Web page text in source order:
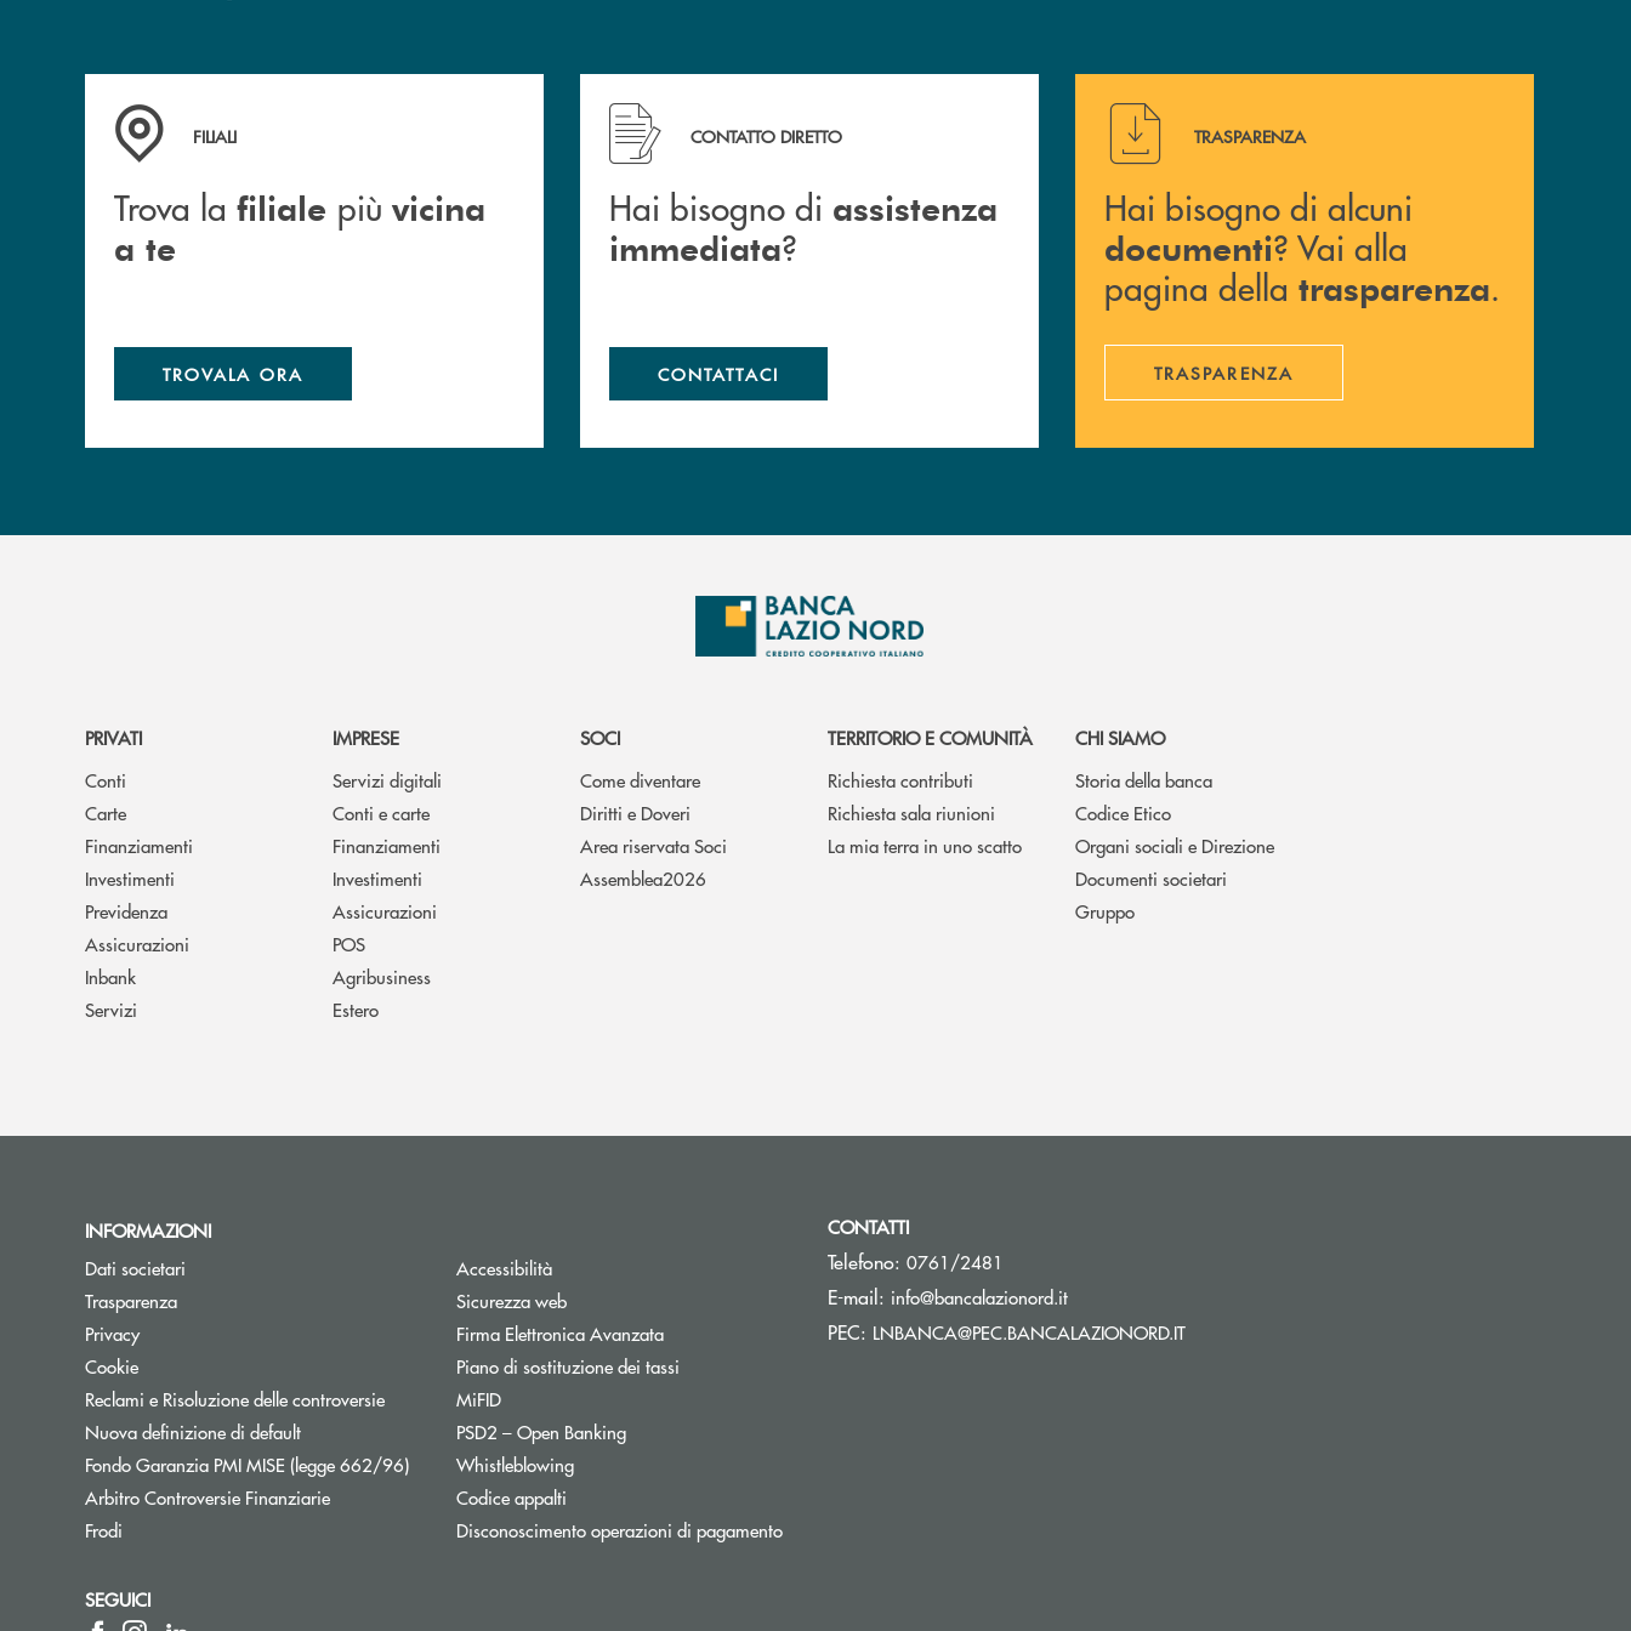
Trova la filiale più vicina a te
FILIALI
Trova la filiale più vicina
a te
TROVALA ORA
Hai bisogno di assistenza immediata ?
CONTATTO DIRETTO
Hai bisogno di assistenza
immediata?
CONTATTACI
Hai bisogno di alcuni documenti ? Vai alla pagina della
TRASPARENZA
Hai bisogno di alcuni
documenti? Vai alla
pagina della trasparenza.
TRASPARENZA
PRIVATI
Conti
Carte
Finanziamenti
Investimenti
Previdenza
Assicurazioni
Inbank
Servizi
IMPRESE
Servizi digitali
Conti e carte
Finanziamenti
Investimenti
Assicurazioni
POS
Agribusiness
Estero
SOCI
Come diventare
Diritti e Doveri
Area riservata Soci
Assemblea2026
TERRITORIO E COMUNITÀ
Richiesta contributi
Richiesta sala riunioni
La mia terra in uno scatto
CHI SIAMO
Storia della banca
Codice Etico
Organi sociali e Direzione
Documenti societari
Gruppo
INFORMAZIONI
Dati societari
Trasparenza
Privacy
Cookie
Reclami e Risoluzione delle controversie
Nuova definizione di default
Fondo Garanzia PMI MISE (legge 662/96)Apre una nuova finestra
Arbitro Controversie FinanziarieApre una nuova finestra
Frodi
Accessibilità
Sicurezza web
Firma Elettronica Avanzata
Piano di sostituzione dei tassi
MiFID
PSD2 – Open BankingApre una nuova finestra
Whistleblowing
Codice appalti
Disconoscimento operazioni di pagamento
CONTATTI
Telefono: 0761/2481
E-mail: info@bancalazionord.it(si apre l’app di posta elettronica)
PEC: LNBANCA@PEC.BANCALAZIONORD.IT(si apre l’app di posta elettronica)
SEGUICI